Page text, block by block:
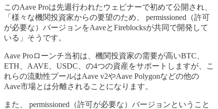
このAave Proは先週行われたウェビナーで初めて公開され、
「様々な機関投資家からの要望のため、 permissioned（許可
が必要な）バージョンをAaveとFireblocksが共同で開発して
いる」そうです。
Aave Proローンチ当初は、機関投資家の需要が高いBTC、
ETH、AAVE、USDC、の4つの資産をサポートしますが、こ
れらの流動性プールはAave v2やAave Polygonなどの他の
Aave市場とは分離されることになります。
また、 permissioned（許可が必要な）バージョンということ